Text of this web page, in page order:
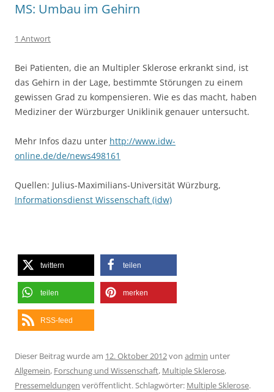
MS: Umbau im Gehirn
1 Antwort
Bei Patienten, die an Multipler Sklerose erkrankt sind, ist
das Gehirn in der Lage, bestimmte Störungen zu einem
gewissen Grad zu kompensieren. Wie es das macht, haben
Mediziner der Würzburger Uniklinik genauer untersucht.
Mehr Infos dazu unter http://www.idw-
online.de/de/news498161
Quellen: Julius-Maximilians-Universität Würzburg,
Informationsdienst Wissenschaft (idw)
twittern teilen
teilen merken
RSS-feed
Dieser Beitrag wurde am 12. Oktober 2012von admin unter
Allgemein, Forschung und Wissenschaft, Multiple Sklerose,
Pressemeldungen veröffentlicht. Schlagwörter: Multiple Sklerose.